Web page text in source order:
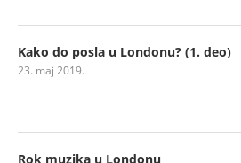
Kako do posla u Londonu? (1. deo)
23. maj 2019.
Rok muzika u Londonu